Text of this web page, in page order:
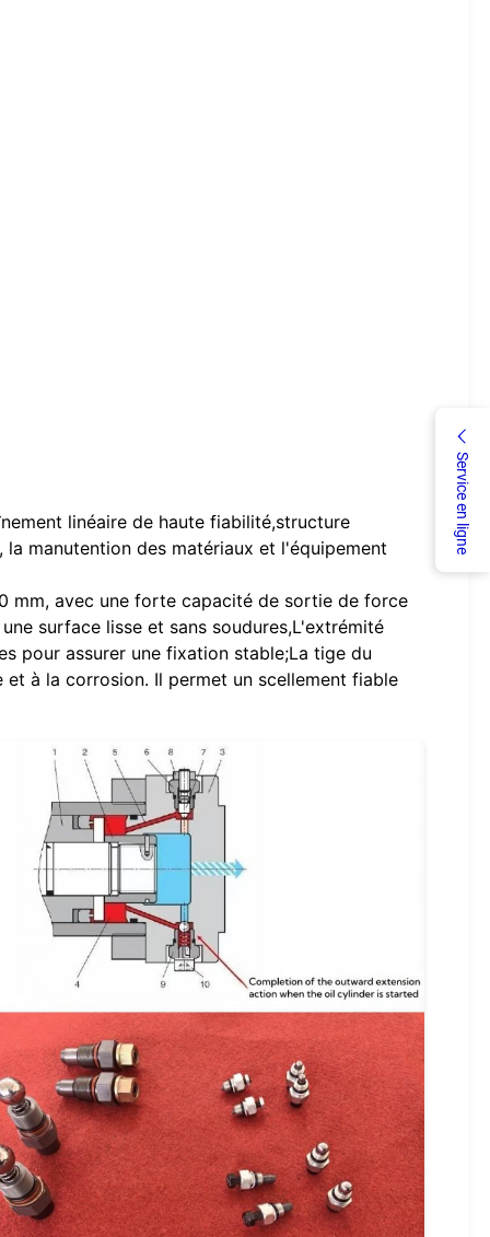
Service en ligne
linéaire de haute fiabilité,structure
manutention des matériaux et l'équipement
mm, avec une forte capacité de sortie de force
surface lisse et sans soudures,L'extrémité
pour assurer une fixation stable;La tige du
à la corrosion. Il permet un scellement fiable